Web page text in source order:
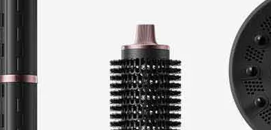
מידות מקרן קול (ר/ג/ע): 1110.7 x 60.4 x 120.0 מ"מ
מידות סאב-וופר (ר/ג/ע): 205.0 x 353.0 x 302.0 מ"מ
משקל מקרן קול: 4.8 ק"ג
משקל סאב-וופר: 5.9 ק"ג
צבע: שחור טיטאן (Titan Black)
המוצר באחריות היבואן הרשמי, למידע מלא